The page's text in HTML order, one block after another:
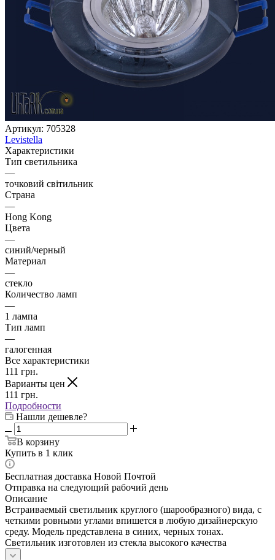
Артикул: 705328
Levistella
Характеристики
Тип светильника
—
точковий світильник
Страна
—
Hong Kong
Цвета
—
синий/черный
Материал
—
стекло
Количество ламп
—
1 лампа
Тип ламп
—
галогенная
Все характеристики
111 грн.
Варианты цен
111 грн.
Подробности
Нашли дешевле?
В корзину
Купить в 1 клик
Бесплатная доставка Новой Почтой
Отправка на следующий рабочий день
Описание
Встраиваемый светильник круглого (шарообразного) вида, с
четкими ровными углами впишется в любую дизайнерскую
среду. Модель представлена в синих, черных тонах.
Светильник изготовлен из стекла высокого качества